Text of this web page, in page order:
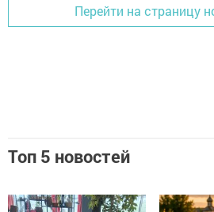
Перейти на страницу
Топ 5 новостей